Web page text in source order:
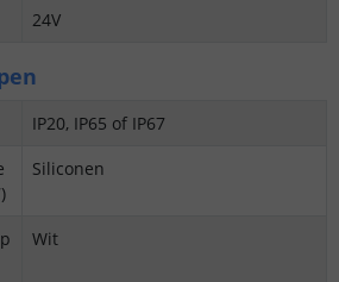
24V
IP20, IP65 of IP67
Siliconen
Wit